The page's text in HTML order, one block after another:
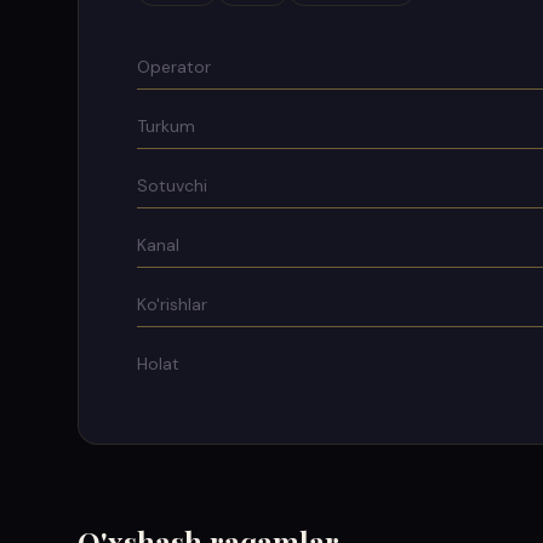
Operator
Turkum
Sotuvchi
Kanal
Ko'rishlar
Holat